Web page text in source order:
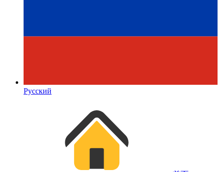
Русский